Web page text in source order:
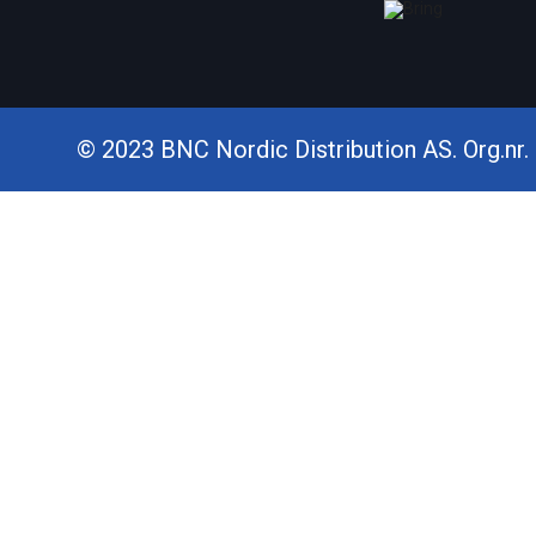
© 2023 BNC Nordic Distribution AS.